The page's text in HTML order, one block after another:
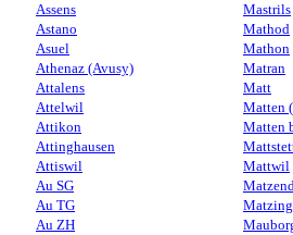
Assens
Astano
Asuel
Athenaz (Avusy)
Attalens
Attelwil
Attikon
Attinghausen
Attiswil
Au SG
Au TG
Au ZH
Mastrils
Mathod
Mathon
Matran
Matt
Matten
Matten
Mattwil